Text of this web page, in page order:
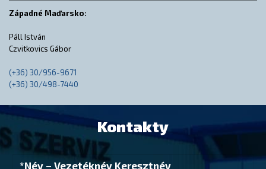
Západné Maďarsko:
Páll István
Czvitkovics Gábor
(+36) 30/956-9671
(+36) 30/498-7440
Kontakty